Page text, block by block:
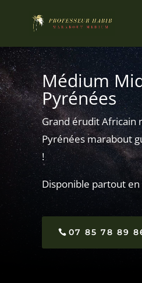
Médium
Pyrénées
Grand érudit Africain
Pyrénées marabout
!
Disponible partout en
07 85 78 89